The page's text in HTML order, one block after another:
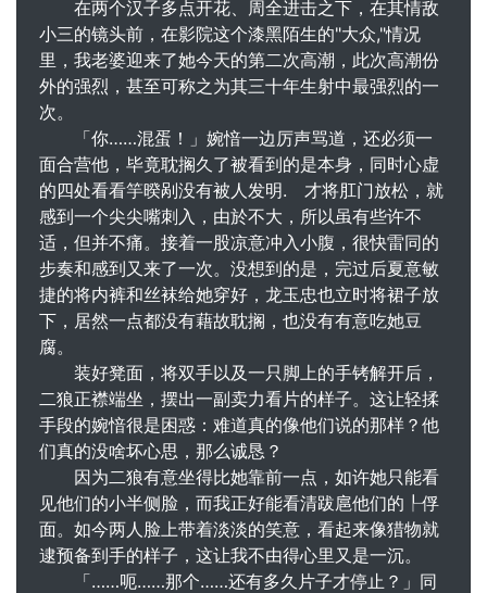
在两个汉子多点开花、周全进击之下，在其情敌
小三的镜头前，在影院这个漆黑陌生的"大众,"情况
里，我老婆迎来了她今天的第二次高潮，此次高潮份
外的强烈，甚至可称之为其三十年生射中最强烈的一
次。
「你……混蛋！」婉愔一边厉声骂道，还必须一
面合营他，毕竟耽搁久了被看到的是本身，同时心虚
的四处看看竽暌剐没有被人发明. 才将肛门放松，就
感到一个尖尖嘴刺入，由於不大，所以虽有些许不
适，但并不痛。接着一股凉意冲入小腹，很快雷同的
步奏和感到又来了一次。没想到的是，完过后夏意敏
捷的将内裤和丝袜给她穿好，龙玉忠也立时将裙子放
下，居然一点都没有藉故耽搁，也没有有意吃她豆
腐。
装好凳面，将双手以及一只脚上的手铐解开后，
二狼正襟端坐，摆出一副卖力看片的样子。这让轻揉
手段的婉愔很是困惑：难道真的像他们说的那样？他
们真的没啥坏心思，那么诚恳？
因为二狼有意坐得比她靠前一点，如许她只能看
见他们的小半侧脸，而我正好能看清跋扈他们的┞俘
面。如今两人脸上带着淡淡的笑意，看起来像猎物就
逮预备到手的样子，这让我不由得心里又是一沉。
「……呃……那个……还有多久片子才停止？」同